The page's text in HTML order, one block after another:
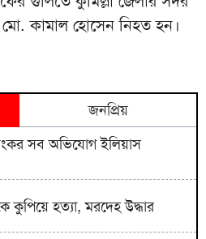
মো. কামাল হোসেন নিহত হন।
জনপ্রিয়
সব অভিযোগ ইলিয়াস
কুপিয়ে হত্যা, মরদেহ উদ্ধার